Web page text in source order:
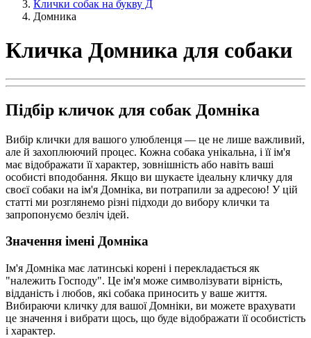
Клички собак на букву Д
Домника
Кличка Домника для собаки
Підбір кличок для собак Домніка
Вибір клички для вашого улюбленця — це не лише важливий,
але й захоплюючий процес. Кожна собака унікальна, і її ім'я
має відображати її характер, зовнішність або навіть ваші
особисті вподобання. Якщо ви шукаєте ідеальну кличку для
своєї собаки на ім'я Домніка, ви потрапили за адресою! У цій
статті ми розглянемо різні підходи до вибору клички та
запропонуємо безліч ідей.
Значення імені Домніка
Ім'я Домніка має латинські корені і перекладається як
"належить Господу". Це ім'я може символізувати вірність,
відданість і любов, які собака приносить у ваше життя.
Вибираючи кличку для вашої Домніки, ви можете врахувати
це значення і вибрати щось, що буде відображати її особистість
і характер.